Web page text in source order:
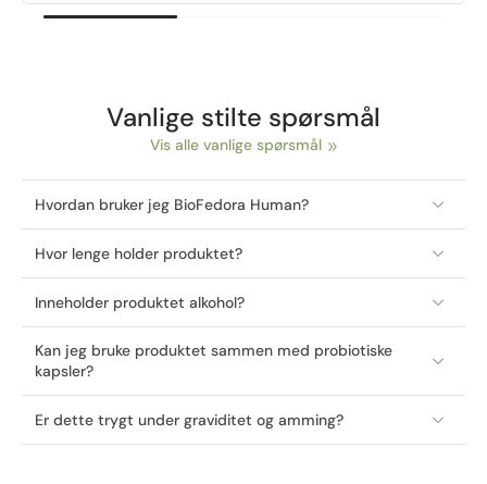
Vanlige stilte spørsmål
Vis alle vanlige spørsmål
Hvordan bruker jeg BioFedora Human?
Hvor lenge holder produktet?
Inneholder produktet alkohol?
Kan jeg bruke produktet sammen med probiotiske
kapsler?
Er dette trygt under graviditet og amming?